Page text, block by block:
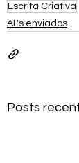
Escrita Criativa
AL's enviados
Posts